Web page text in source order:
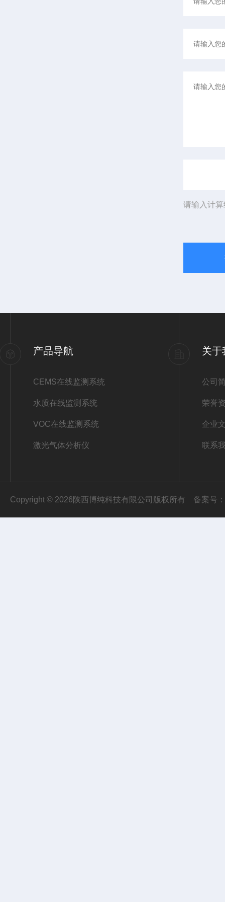
请输入计
产品导航
CEMS在线监测系统
水质在线监测系统
VOC在线监测系统
激光气体分析仪
关于
公司
荣誉
企业
联系
Copyright © 2026陕西博纯科技有限公司版权所有 备案号